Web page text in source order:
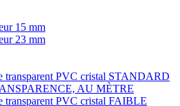
15 mm
23 mm
transparent PVC cristal STANDARD
AU MÈTRE
transparent PVC cristal FAIBLE